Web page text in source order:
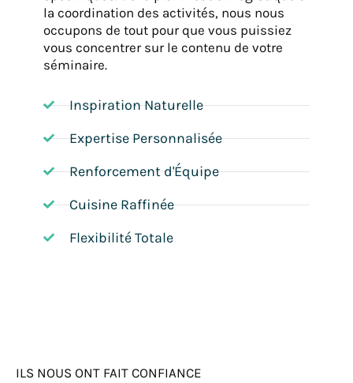
la coordination des activités, nous nous
occupons de tout pour que vous puissiez
vous concentrer sur le contenu de votre
séminaire.
Inspiration Naturelle
Expertise Personnalisée
Renforcement d'Équipe
Cuisine Raffinée
Flexibilité Totale
ILS NOUS ONT FAIT CONFIANCE